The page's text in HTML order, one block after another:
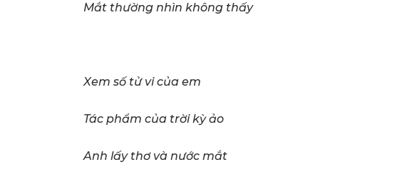
Mắt thường nhìn không thấy
Xem số tử vi của em
Tác phẩm của trời kỳ ảo
Anh lấy thơ và nước mắt